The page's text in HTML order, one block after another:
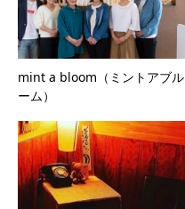
mint a bloom（ミントアブル
ーム）